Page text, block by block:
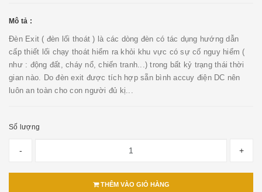
Mô tả :
Đèn Exit ( đèn lối thoát ) là các dòng đèn có tác dụng hướng dẫn
cấp thiết lối chạy thoát hiểm ra khỏi khu vực có sự cố nguy hiểm (
như : động đất, cháy nổ, chiến tranh...) trong bất kỷ trạng thái thời
gian nào. Do đèn exit được tích hợp sẵn bình accuy điện DC nên
luôn an toàn cho con người đủ kị...
Số lượng
- +
THÊM VÀO GIỎ HÀNG